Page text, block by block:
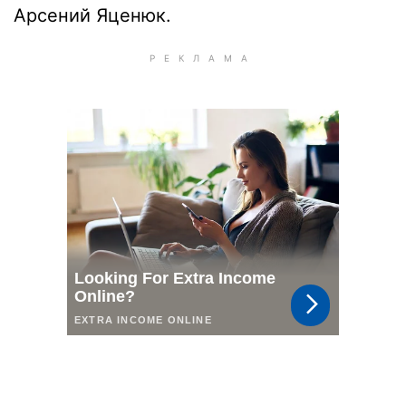
Арсений Яценюк.